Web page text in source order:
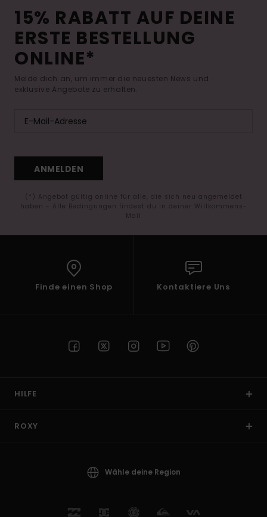
15% RABATT AUF DEINE
ERSTE BESTELLUNG
ONLINE*
Melde dich an, um immer die neuesten News und
exklusive Angebote zu erhalten.
ANMELDEN
(*) Angebot gültig online für alle, die sich neu angemeldet
haben - Alle Bedingungen findest du in deiner Willkommens-
Mail
Finde einen Shop Kontaktiere Uns
HILFE
ROXY
Wähle deine Region